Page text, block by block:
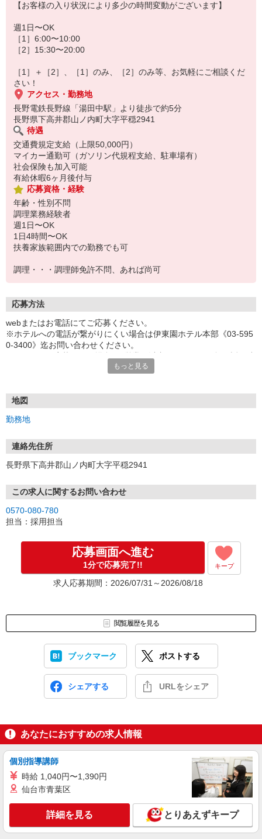
【お客様の入り状況により多少の時間変動がございます】
週1日〜OK
［1］6:00〜10:00
［2］15:30〜20:00
［1］＋［2］、［1］のみ、［2］のみ等、お気軽にご相談くだ
さい！
アクセス・勤務地
長野電鉄長野線「湯田中駅」より徒歩で約5分
長野県下高井郡山ノ内町大字平穏2941
待遇
交通費規定支給（上限50,000円）
マイカー通勤可（ガソリン代規程支給、駐車場有）
社会保険も加入可能
有給休暇6ヶ月後付与
応募資格・経験
年齢・性別不問
調理業務経験者
週1日〜OK
1日4時間〜OK
扶養家族範囲内での勤務でも可
調理・・・調理師免許不問、あれば尚可
応募方法
webまたはお電話にてご応募ください。
※ホテルへの電話が繋がりにくい場合は伊東園ホテル本部《03-595
0-3400》迄お問い合わせください。
もっと見る
地図
勤務地
連絡先住所
長野県下高井郡山ノ内町大字平穏2941
この求人に関するお問い合わせ
0570-080-780
担当：採用担当
応募画面へ進む
1分で応募完了!! キープ
求人応募期間：2026/07/31～2026/08/18
閲覧履歴を見る
ブックマーク ポストする
シェアする URLをシェア
あなたにおすすめの求人情報
個別指導講師
時給 1,040円〜1,390円
仙台市青葉区
詳細を見る とりあえずキープ